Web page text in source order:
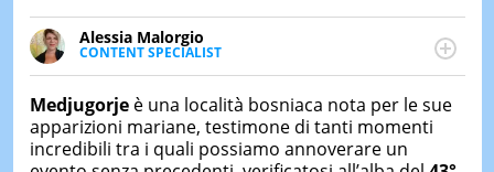
IERI
Alessia Malorgio
CONTENT SPECIALIST
Ha conseguito un Master in Marketing Management
e Google Digital Training su Marketing digitale. Si
occupa della creazione di contenuti in ottica SEO e
dello sviluppo di strategie marketing attraverso
canali digitali.
Medjugorjeè una località bosniaca nota per le sue
apparizioni mariane, testimone di tanti momenti
incredibili tra i quali possiamo annoverare un